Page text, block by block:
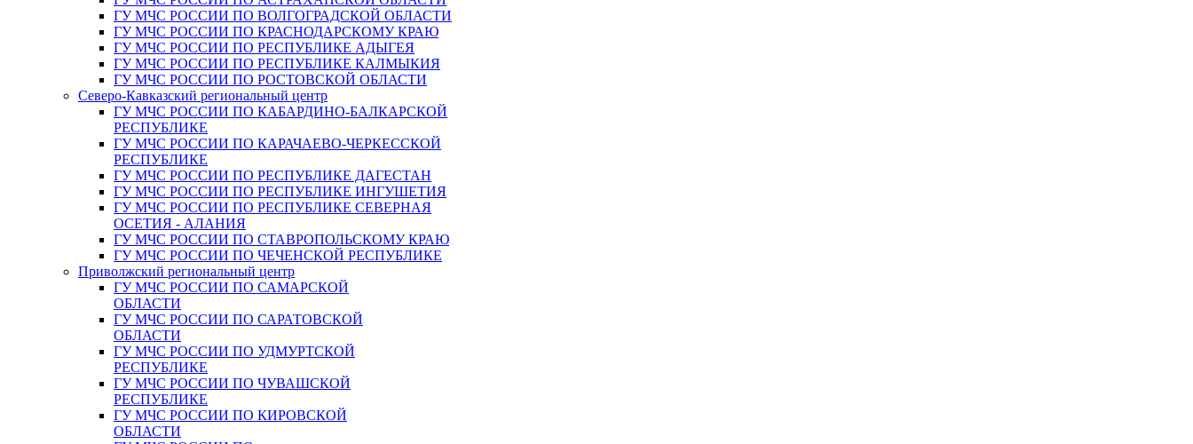
ГУ МЧС РОССИИ ПО ВОЛГОГРАДСКОЙ ОБЛАСТИ
ГУ МЧС РОССИИ ПО КРАСНОДАРСКОМУ КРАЮ
ГУ МЧС РОССИИ ПО РЕСПУБЛИКЕ АДЫГЕЯ
ГУ МЧС РОССИИ ПО РЕСПУБЛИКЕ КАЛМЫКИЯ
ГУ МЧС РОССИИ ПО РОСТОВСКОЙ ОБЛАСТИ
Северо-Кавказский региональный центр
ГУ МЧС РОССИИ ПО КАБАРДИНО-БАЛКАРСКОЙ
РЕСПУБЛИКЕ
ГУ МЧС РОССИИ ПО КАРАЧАЕВО-ЧЕРКЕССКОЙ
РЕСПУБЛИКЕ
ГУ МЧС РОССИИ ПО РЕСПУБЛИКЕ ДАГЕСТАН
ГУ МЧС РОССИИ ПО РЕСПУБЛИКЕ ИНГУШЕТИЯ
ГУ МЧС РОССИИ ПО РЕСПУБЛИКЕ СЕВЕРНАЯ
ОСЕТИЯ - АЛАНИЯ
ГУ МЧС РОССИИ ПО СТАВРОПОЛЬСКОМУ КРАЮ
ГУ МЧС РОССИИ ПО ЧЕЧЕНСКОЙ РЕСПУБЛИКЕ
Приволжский региональный центр
ГУ МЧС РОССИИ ПО САМАРСКОЙ
ОБЛАСТИ
ГУ МЧС РОССИИ ПО САРАТОВСКОЙ
ОБЛАСТИ
ГУ МЧС РОССИИ ПО УДМУРТСКОЙ
РЕСПУБЛИКЕ
ГУ МЧС РОССИИ ПО ЧУВАШСКОЙ
РЕСПУБЛИКЕ
ГУ МЧС РОССИИ ПО КИРОВСКОЙ
ОБЛАСТИ